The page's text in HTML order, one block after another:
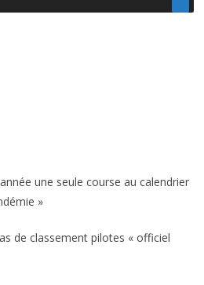
une seule course au calendrier
»
de classement pilotes « officiel